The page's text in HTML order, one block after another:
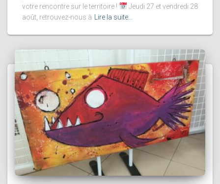
votre rencontre sur le territoire !
Jeudi 27 et vendredi 28
août, retrouvez-nous à
Lire la suite…